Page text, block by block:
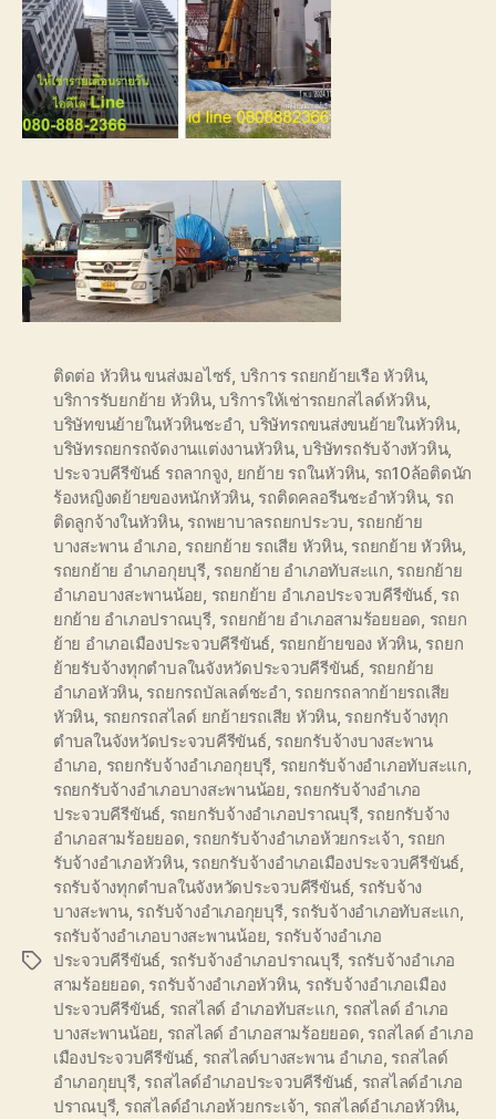
Tags
ติดต่อ หัวหิน ขนส่งมอไซร์, บริการ รถยกย้ายเรือ หัวหิน,
บริการรับยกย้าย หัวหิน,บริการให้เช่ารถยกสไลด์หัวหิน,
บริษัทขนย้ายในหัวหินชะอำ, บริษัทรถขนส่งขนย้ายในหัวหิน,
บริษัทรถยกรถจัดงานแต่งงานหัวหิน,บริษัทรถรับจ้างหัวหิน,
ประจวบคีรีขันธ์ รถลากจูง, ยกย้าย รถในหัวหิน, รถ10ล้อติดนัก
ร้องหญิงดย้ายของหนักหัวหิน, รถติดคลอรีนชะอำหัวหิน, รถ
ติดลูกจ้างในหัวหิน, รถพยาบาลรถยกประวบ, รถยกย้าย
บางสะพาน อำเภอ, รถยกย้าย รถเสีย หัวหิน, รถยกย้าย หัวหิน,
รถยกย้าย อำเภอกุยบุรี, รถยกย้าย อำเภอทับสะแก, รถยกย้าย
อำเภอบางสะพานน้อย, รถยกย้าย อำเภอประจวบคีรีขันธ์, รถ
ยกย้าย อำเภอปราณบุรี, รถยกย้าย อำเภอสามร้อยยอด, รถยก
ย้าย อำเภอเมืองประจวบคีรีขันธ์, รถยกย้ายของ หัวหิน, รถยก
ย้ายรับจ้างทุกตำบลในจังหวัดประจวบคีรีขันธ์, รถยกย้าย
อำเภอหัวหิน, รถยกรถบัลเลต์ชะอำ, รถยกรถลากย้ายรถเสีย
หัวหิน, รถยกรถสไลด์ ยกย้ายรถเสีย หัวหิน, รถยกรับจ้างทุก
ตำบลในจังหวัดประจวบคีรีขันธ์, รถยกรับจ้างบางสะพาน
อำเภอ, รถยกรับจ้างอำเภอกุยบุรี, รถยกรับจ้างอำเภอทับสะแก,
รถยกรับจ้างอำเภอบางสะพานน้อย, รถยกรับจ้างอำเภอ
ประจวบคีรีขันธ์, รถยกรับจ้างอำเภอปราณบุรี, รถยกรับจ้าง
อำเภอสามร้อยยอด, รถยกรับจ้างอำเภอห้วยกระเจ้า, รถยก
รับจ้างอำเภอหัวหิน, รถยกรับจ้างอำเภอเมืองประจวบคีรีขันธ์,
รถรับจ้างทุกตำบลในจังหวัดประจวบคีรีขันธ์, รถรับจ้าง
บางสะพาน, รถรับจ้างอำเภอกุยบุรี, รถรับจ้างอำเภอทับสะแก,
รถรับจ้างอำเภอบางสะพานน้อย, รถรับจ้างอำเภอ
ประจวบคีรีขันธ์, รถรับจ้างอำเภอปราณบุรี, รถรับจ้างอำเภอ
สามร้อยยอด, รถรับจ้างอำเภอหัวหิน, รถรับจ้างอำเภอเมือง
ประจวบคีรีขันธ์, รถสไลด์ อำเภอทับสะแก, รถสไลด์ อำเภอ
บางสะพานน้อย, รถสไลด์ อำเภอสามร้อยยอด, รถสไลด์ อำเภอ
เมืองประจวบคีรีขันธ์, รถสไลด์บางสะพาน อำเภอ, รถสไลด์
อำเภอกุยบุรี, รถสไลด์อำเภอประจวบคีรีขันธ์, รถสไลด์อำเภอ
ปราณบุรี, รถสไลด์อำเภอห้วยกระเจ้า, รถสไลด์อำเภอหัวหิน,